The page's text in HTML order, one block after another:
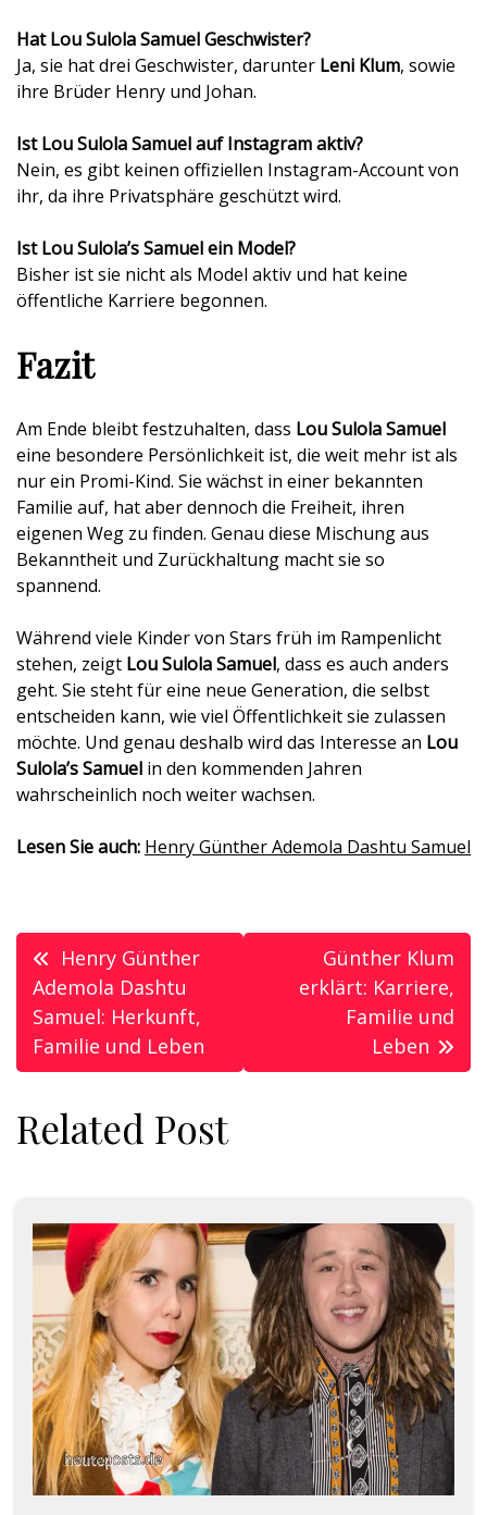
Hat Lou Sulola Samuel Geschwister?
Ja, sie hat drei Geschwister, darunter Leni Klum, sowie
ihre Brüder Henry und Johan.
Ist Lou Sulola Samuel auf Instagram aktiv?
Nein, es gibt keinen offiziellen Instagram-Account von
ihr, da ihre Privatsphäre geschützt wird.
Ist Lou Sulola’s Samuel ein Model?
Bisher ist sie nicht als Model aktiv und hat keine
öffentliche Karriere begonnen.
Fazit
Am Ende bleibt festzuhalten, dass Lou Sulola Samuel
eine besondere Persönlichkeit ist, die weit mehr ist als
nur ein Promi-Kind. Sie wächst in einer bekannten
Familie auf, hat aber dennoch die Freiheit, ihren
eigenen Weg zu finden. Genau diese Mischung aus
Bekanntheit und Zurückhaltung macht sie so
spannend.
Während viele Kinder von Stars früh im Rampenlicht
stehen, zeigt Lou Sulola Samuel, dass es auch anders
geht. Sie steht für eine neue Generation, die selbst
entscheiden kann, wie viel Öffentlichkeit sie zulassen
möchte. Und genau deshalb wird das Interesse an Lou
Sulola’s Samuel in den kommenden Jahren
wahrscheinlich noch weiter wachsen.
Lesen Sie auch: Henry Günther Ademola Dashtu Samuel
Post
navigation
Henry Günther
Ademola Dashtu
Samuel: Herkunft,
Familie und Leben
Günther Klum
erklärt: Karriere,
Familie und
Leben
Related Post